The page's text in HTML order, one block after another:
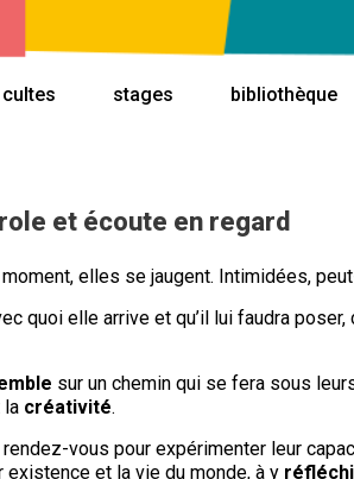
cultes stages bibliothèque
et écoute en regard
moment, elles se jaugent. Intimidées,
quoi elle arrive et qu’il lui faudra
sur un chemin qui se fera sous
la créativité.
vous pour expérimenter leur
existence et la vie du monde, à y